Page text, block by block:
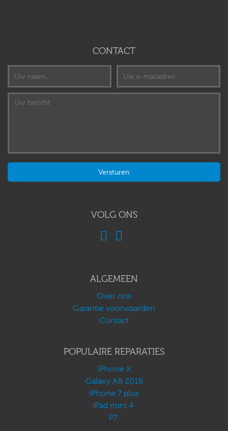
CONTACT
VOLG ONS
ALGEMEEN
Over ons
Garantie voorwaarden
Contact
POPULAIRE REPARATIES
iPhone X
Galaxy A8 2018
iPhone 7 plus
iPad mini 4
P7